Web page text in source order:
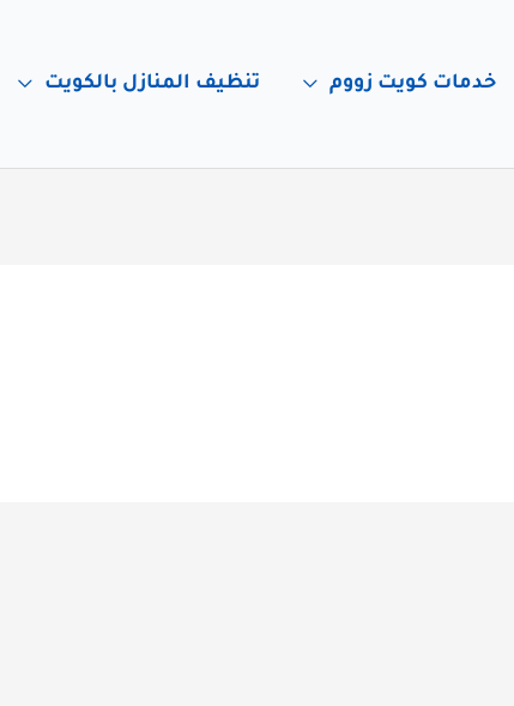
خدمات كويت زووم تنظيف المنازل بالكويت